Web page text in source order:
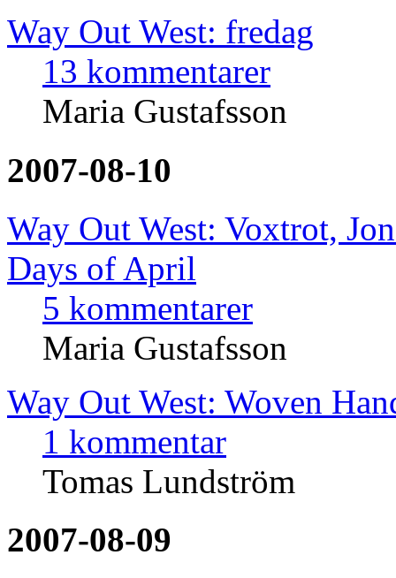
Way Out West: fredag
13 kommentarer
Maria Gustafsson
2007-08-10
Way Out West: Voxtrot,
Days of April
5 kommentarer
Maria Gustafsson
Way Out West: Woven
1 kommentar
Tomas Lundström
2007-08-09